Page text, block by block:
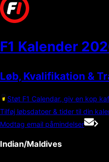
F1 Kalender
Løb, Kvalifikation &
Støt F1 Calendar, giv en kop
Tilføj løbsdatoer & tider til din
Modtag email påmindelser
Indian/Maldives